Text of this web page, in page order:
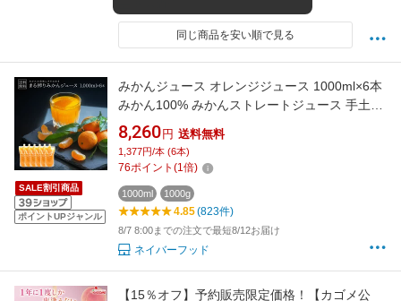
同じ商品を安い順で見る
SALE割引商品
ポイントUPジャンル
みかんジュース オレンジジュース 1000ml×6本
みかん100% みかんストレートジュース 手土産
みかんストレート 100%ジュース 100%みかん
ジュース 100 フルーツ ジュース プレゼント ま
る搾り 完熟みかん まる絞り 差し入れ 国産 スト
8,260 円 送料無料
1,377円/本 (6本)
76ポイント (1倍)
1000ml 1000g
4.85(823件)
8/7 8:00までの注文で最短8/12お届け
ネイバーフッド
【15％オフ】予約販売限定価格！【カゴメ公